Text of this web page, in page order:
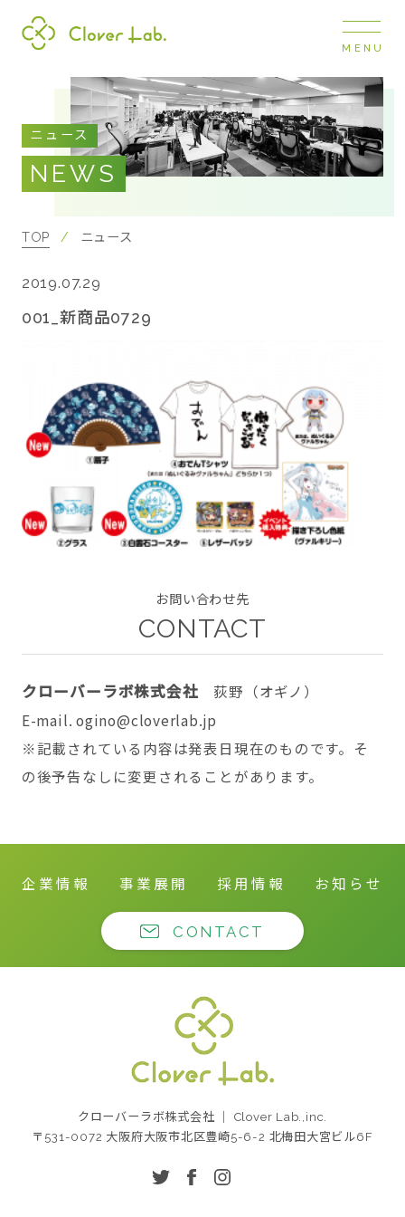
COMPANY
企業情報
ナビ
事業展開
RECRUIT
採用情報
お知らせ
CONTACT
MENU
ニュース
NEWS
TOP ニュース
001_新商品0729
2019.07.29
お問い合わせ先
CONTACT
クローバーラボ株式会社 荻野（オギノ）
E-mail. ogino@cloverlab.jp
※記載されている内容は発表日現在のものです。そ
の後予告なしに変更されることがあります。
企業情報 事業展開 採用情報 お知らせ
CONTACT
会社
クローバーラボ株式会社 ｜ Clover Lab.,inc.
〒531-0072 大阪府大阪市北区豊崎5-6-2 北梅田大宮ビル6F